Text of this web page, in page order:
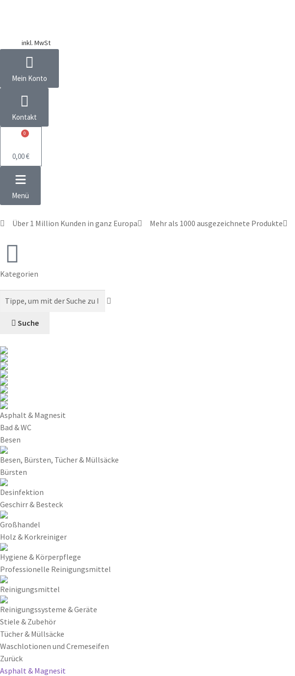
inkl. MwSt
Mein Konto
Kontakt
0,00€
0
Menü
Über 1 Million Kunden in ganz Europa Mehr als 1000 ausgezeichnete Produkte
Kategorien
Suche
Asphalt & Magnesit
Bad & WC
Besen
Besen, Bürsten, Tücher & Müllsäcke
Bürsten
Desinfektion
Geschirr & Besteck
Großhandel
Holz & Korkreiniger
Hygiene & Körperpflege
Professionelle Reinigungsmittel
Reinigungsmittel
Reinigungssysteme & Geräte
Stiele & Zubehör
Tücher & Müllsäcke
Waschlotionen und Cremeseifen
Zurück
Asphalt & Magnesit